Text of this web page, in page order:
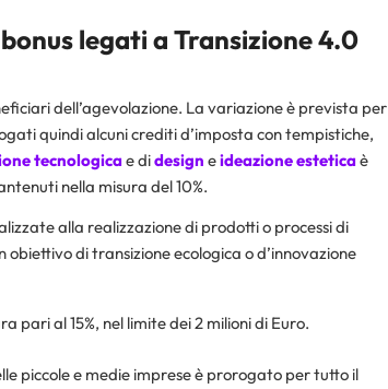
legati a Transizione 4.0
dell’agevolazione. La variazione è prevista per
quindi alcuni crediti d’imposta con tempistiche,
tecnologicae didesign eideazioneesteticaè
nella misura del 10%.
alla realizzazione di prodotti o processi di
di transizione ecologica o d’innovazione
pari al 15%, nel limite dei 2 milioni di Euro.
piccole e medie imprese è prorogato per tutto il